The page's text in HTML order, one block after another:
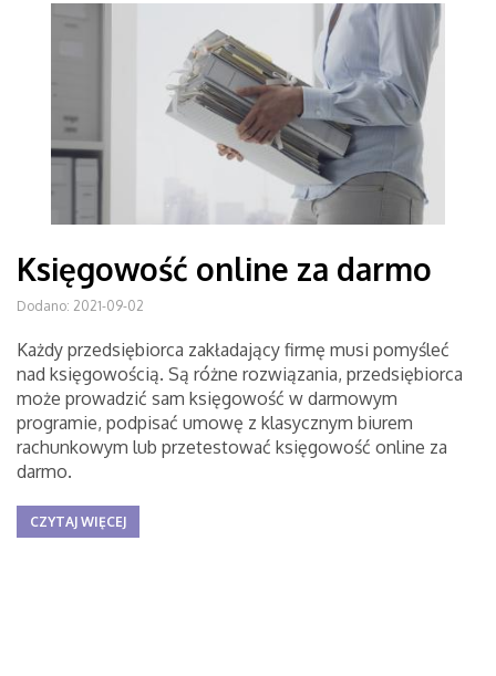
Księgowość online za darmo
Dodano: 2021-09-02
Każdy przedsiębiorca zakładający firmę musi pomyśleć
nad księgowością. Są różne rozwiązania, przedsiębiorca
może prowadzić sam księgowość w darmowym
programie, podpisać umowę z klasycznym biurem
rachunkowym lub przetestować księgowość online za
darmo.
CZYTAJ WIĘCEJ